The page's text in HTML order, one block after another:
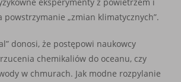
eksperymenty z powietrzem i
powstrzymanie „zmian klimatycznych”.
donosi, że postępowi naukowcy
chemikaliów do oceanu, czy
w chmurach. Jak modne rozpylanie